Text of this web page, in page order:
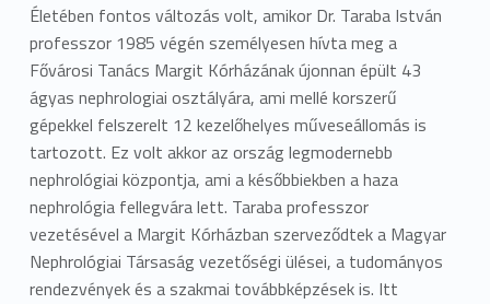
Életében fontos változás volt, amikor Dr. Taraba István
professzor 1985 végén személyesen hívta meg a
Fővárosi Tanács Margit Kórházának újonnan épült 43
ágyas nephrologiai osztályára, ami mellé korszerű
gépekkel felszerelt 12 kezelőhelyes műveseállomás is
tartozott. Ez volt akkor az ország legmodernebb
nephrológiai központja, ami a későbbiekben a haza
nephrológia fellegvára lett. Taraba professzor
vezetésével a Margit Kórházban szerveződtek a Magyar
Nephrológiai Társaság vezetőségi ülései, a tudományos
rendezvények és a szakmai továbbképzések is. Itt